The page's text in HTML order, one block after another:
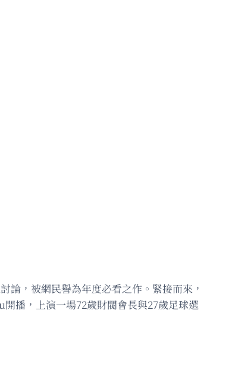
論，被網民譽為年度必看之作。緊接而來，
播，上演一場72歲財閥會長與27歲足球選